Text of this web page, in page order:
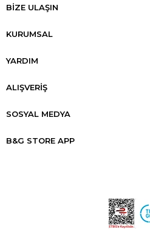
BİZE ULAŞIN
KURUMSAL
YARDIM
ALIŞVERİŞ
SOSYAL MEDYA
B&G STORE APP